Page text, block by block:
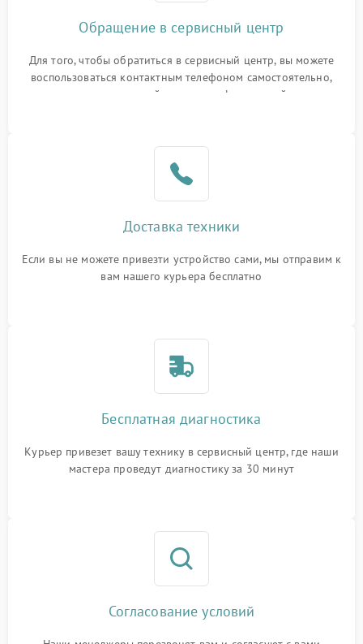
Обращение в сервисный центр
Для того, чтобы обратиться в сервисный центр, вы можете
воспользоваться контактным телефоном самостоятельно,
или оставить свой номер телефона на сайте
Доставка техники
Если вы не можете привезти устройство сами, мы отправим к
вам нашего курьера бесплатно
Бесплатная диагностика
Курьер привезет вашу технику в сервисный центр, где наши
мастера проведут диагностику за 30 минут
Согласование условий